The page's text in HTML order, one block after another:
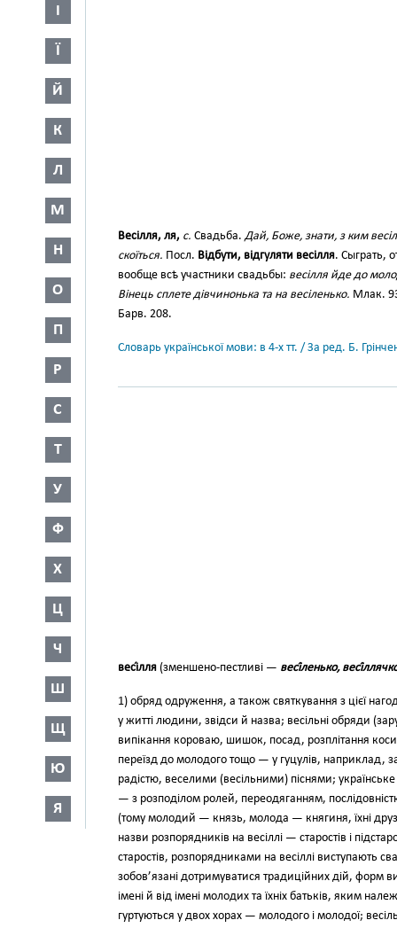
І
Ї
Й
К
Л
М
Н
О
П
Р
С
Т
У
Ф
Х
Ц
Ч
Ш
Щ
Ю
Я
Весілля, ля, с. Свадьба.Дай, Боже, знати, з ким
скоїться. Посл. Відбути, відгуляти весілля. Сыграть,
вообще всѣ участники свадьбы: весілля йде до
Вінець сплете дівчинонька та на весіленько. Млак.
Барв. 208.
Словарь української мови: в 4-х тт. / За ред. Б.
весі́лля (зменшено-пестливі — весі́ленько,
1) обряд одруження, а також святкування з цієї
у житті лю­дини, звідси й назва; весільні об­ряди
випікання коро­ваю, шишок, посад, розплітання
переїзд до молодого тощо — у гуцулів, наприклад,
радістю, веселими (ве­сільними) піснями;
— з розподілом ролей, переодяганням,
(тому моло­дий — князь, молода — княгиня, їхні
назви розпоряд­ників на весіллі — старостів і
старостів, розпорядниками на весіллі виступа­ють
зобов’язані дотримуватися традиційних дій, форм
імені й від імені молодих та їхніх батьків, яким
гуртуються у двох хорах — молодого і молодої;